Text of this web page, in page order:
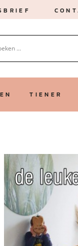
TIENER